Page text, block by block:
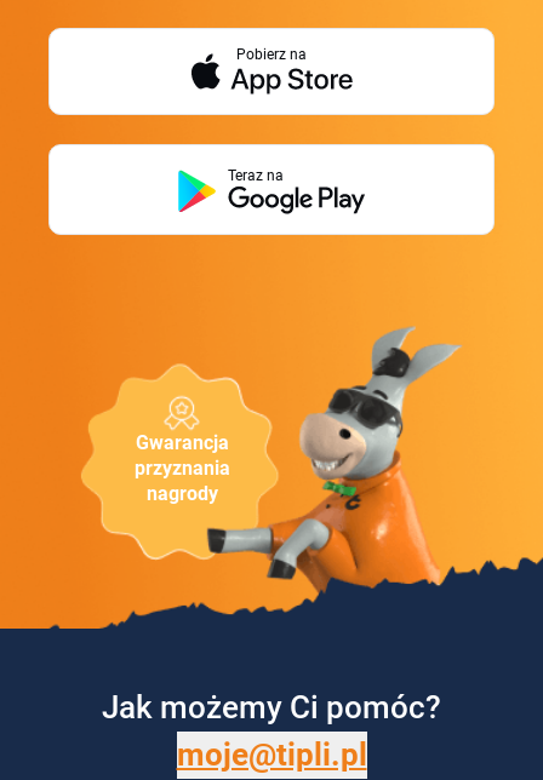
Gwarancja
przyznania
nagrody
Pobierz na
Teraz na
Jak możemy Ci pomóc?
moje@tipli.pl